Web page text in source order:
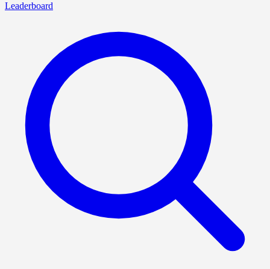
Leaderboard